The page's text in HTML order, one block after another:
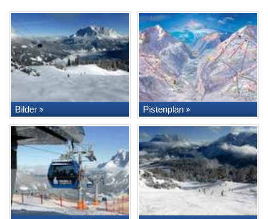
Bilder Pistenplan